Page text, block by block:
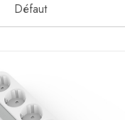
Défaut